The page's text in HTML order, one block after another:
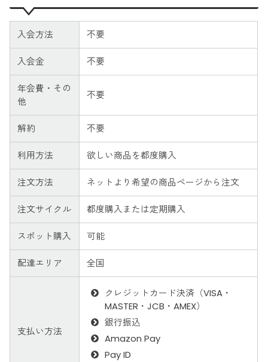
入会方法 不要
入会金 不要
年会費・その
他
不要
解約 不要
利用方法 欲しい商品を都度購入
注文方法 ネットより希望の商品ページから注文
注文サイクル 都度購入または定期購入
スポット購入 可能
配達エリア 全国
支払い方法
クレジットカード決済（VISA・
MASTER・JCB・AMEX）
銀行振込
Amazon Pay
Pay ID